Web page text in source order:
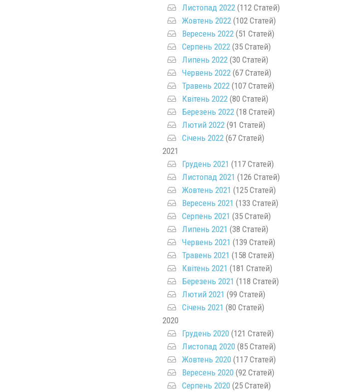
Листопад 2022(112 Статей)
Жовтень 2022(102 Статей)
Вересень 2022(51 Статей)
Серпень 2022(35 Статей)
Липень 2022(30 Статей)
Червень 2022(67 Статей)
Травень 2022(107 Статей)
Квітень 2022(80 Статей)
Березень 2022(18 Статей)
Лютий 2022(91 Статей)
Січень 2022(67 Статей)
2021
Грудень 2021 (117 Статей)
Листопад 2021 (126 Статей)
Жовтень 2021 (125 Статей)
Вересень 2021 (133 Статей)
Серпень 2021 (35 Статей)
Липень 2021 (38 Статей)
Червень 2021 (139 Статей)
Травень 2021 (158 Статей)
Квітень 2021 (181 Статей)
Березень 2021 (118 Статей)
Лютий 2021 (99 Статей)
Січень 2021 (80 Статей)
2020
Грудень 2020(121 Статей)
Листопад 2020(85 Статей)
Жовтень 2020(117 Статей)
Вересень 2020(92 Статей)
Серпень 2020(25 Статей)